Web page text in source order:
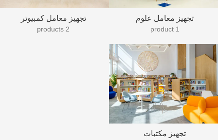
تجهيز معامل علوم
1 product
تجهيز معامل كمبيوتر
2 products
تجهيز مكتبات